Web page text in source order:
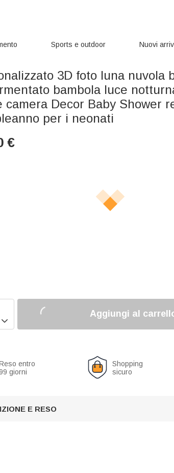
Sports e outdoor Nuovi
3D foto luna nuvola
bambola luce
camera Decor Baby Shower
per i neonati
€

Aggiungi al
entro
giorni
Shopping
sicuro
E RESO